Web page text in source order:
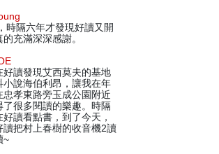
時隔六年才發現好讀又開
充滿深深感謝。
好讀發現艾西莫夫的基地
小說海伯利昂，讓我在年
忠孝東路旁玉成公園附近
了很多閱讀的樂趣。時隔
讀看點書，到了今天，
讀把村上春樹的收音機2讀
~